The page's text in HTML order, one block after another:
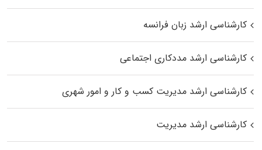
کارشناسی ارشد زبان فرانسه
کارشناسی ارشد مددکاری اجتماعی
کارشناسی ارشد مدیریت کسب و کار و امور شهری
کارشناسی ارشد مدیریت